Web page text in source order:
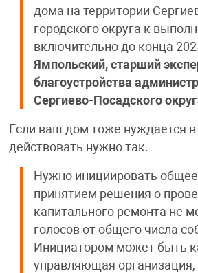
дома на территории
городского округа к
включительно до конца
Ямпольский, старший
благоустройства
Сергиево-Посадского
Если ваш дом тоже нуждается в
действовать нужно так.
Нужно инициировать
принятием решения о
капитального ремонта не
голосов от общего числа
Инициатором может быть
управляющая